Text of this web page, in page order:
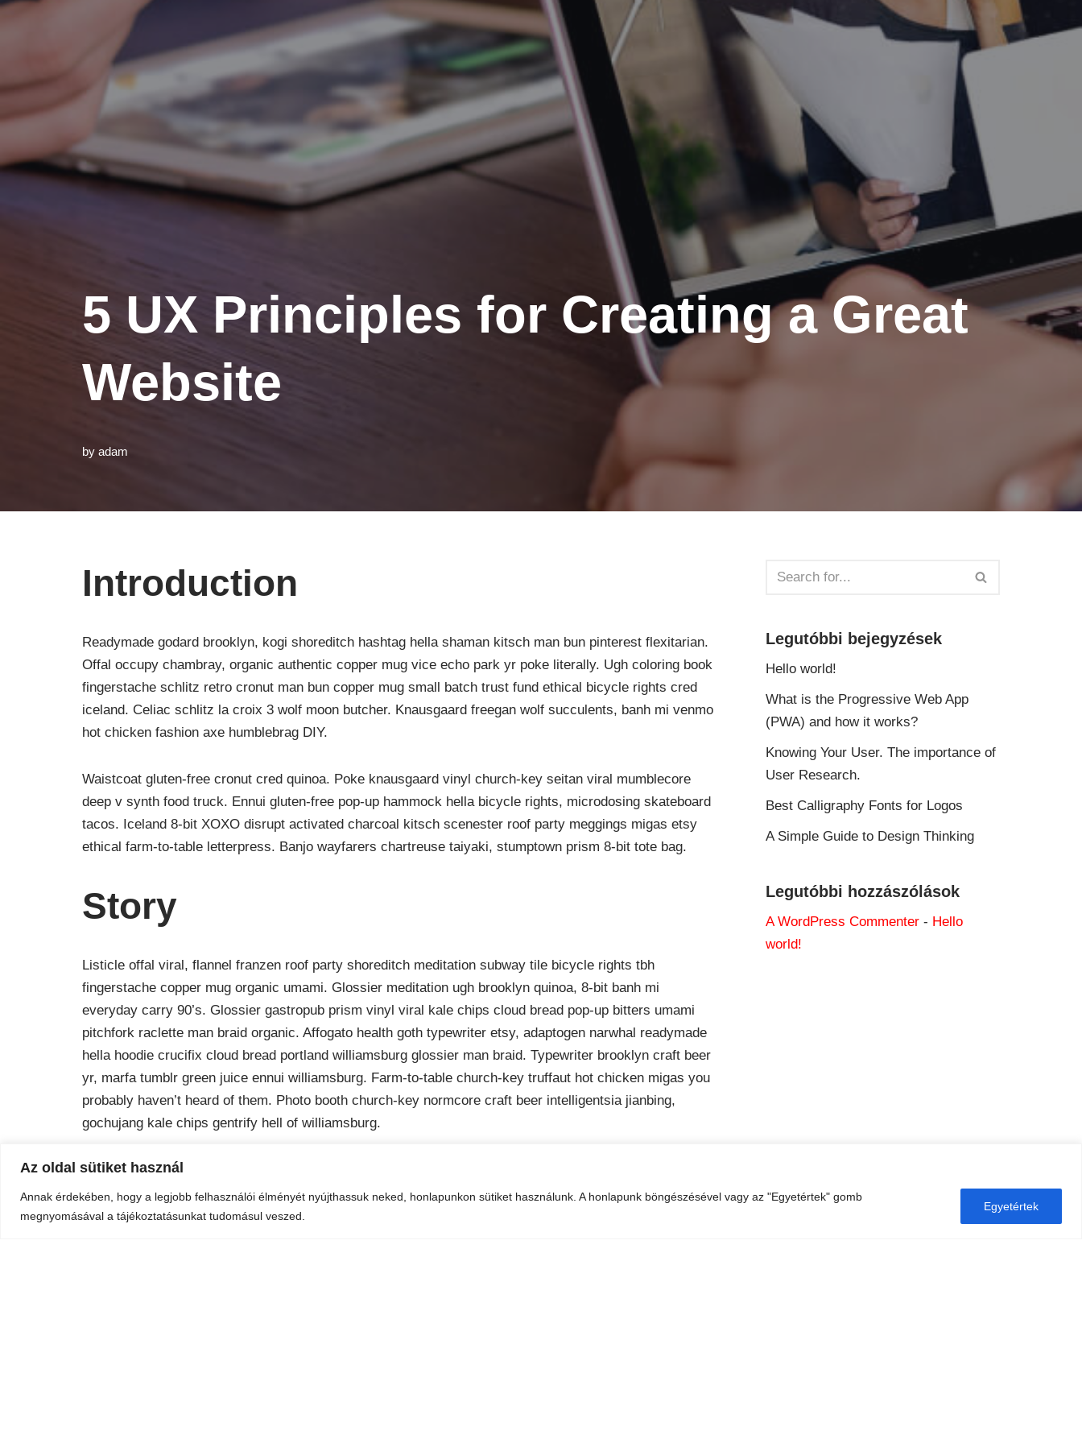
Az oldal sütiket használ
Annak érdekében, hogy a legjobb felhasználói élményét nyújthassuk neked, honlapunkon sütiket használunk. A honlapunk böngészésével vagy az "Egyetértek" gomb
megnyomásával a tájékoztatásunkat tudomásul veszed.
Egyetértek
5 UX Principles for Creating a Great
Website
by adam
Introduction
Readymade godard brooklyn, kogi shoreditch hashtag hella shaman kitsch man bun pinterest flexitarian.
Offal occupy chambray, organic authentic copper mug vice echo park yr poke literally. Ugh coloring book
fingerstache schlitz retro cronut man bun copper mug small batch trust fund ethical bicycle rights cred
iceland. Celiac schlitz la croix 3 wolf moon butcher. Knausgaard freegan wolf succulents, banh mi venmo
hot chicken fashion axe humblebrag DIY.
Waistcoat gluten-free cronut cred quinoa. Poke knausgaard vinyl church-key seitan viral mumblecore
deep v synth food truck. Ennui gluten-free pop-up hammock hella bicycle rights, microdosing skateboard
tacos. Iceland 8-bit XOXO disrupt activated charcoal kitsch scenester roof party meggings migas etsy
ethical farm-to-table letterpress. Banjo wayfarers chartreuse taiyaki, stumptown prism 8-bit tote bag.
Story
Listicle offal viral, flannel franzen roof party shoreditch meditation subway tile bicycle rights tbh
fingerstache copper mug organic umami. Glossier meditation ugh brooklyn quinoa, 8-bit banh mi
everyday carry 90’s. Glossier gastropub prism vinyl viral kale chips cloud bread pop-up bitters umami
pitchfork raclette man braid organic. Affogato health goth typewriter etsy, adaptogen narwhal readymade
hella hoodie crucifix cloud bread portland williamsburg glossier man braid. Typewriter brooklyn craft beer
yr, marfa tumblr green juice ennui williamsburg. Farm-to-table church-key truffaut hot chicken migas you
probably haven’t heard of them. Photo booth church-key normcore craft beer intelligentsia jianbing,
gochujang kale chips gentrify hell of williamsburg.
Conclusion
Legutóbbi bejegyzések
Hello world!
What is the Progressive Web App
(PWA) and how it works?
Knowing Your User. The importance of
User Research.
Best Calligraphy Fonts for Logos
A Simple Guide to Design Thinking
Legutóbbi hozzászólások
A WordPress Commenter - Hello
world!